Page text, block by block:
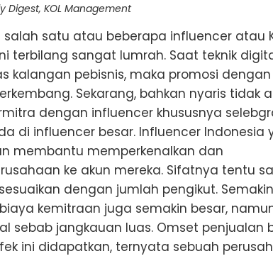
Digest, KOL Management
satu atau beberapa influencer atau
terbilang sangat lumrah. Saat teknik
kalangan pebisnis, maka promosi dengan
Sekarang, bahkan nyaris tidak
dengan influencer khususnya
di influencer besar. Influencer Indonesia
membantu memperkenalkan dan
ke akun mereka. Sifatnya tentu
dengan jumlah pengikut. Semakin
kemitraan juga semakin besar,
sebab jangkauan luas. Omset penjualan
ini didapatkan, ternyata sebuah